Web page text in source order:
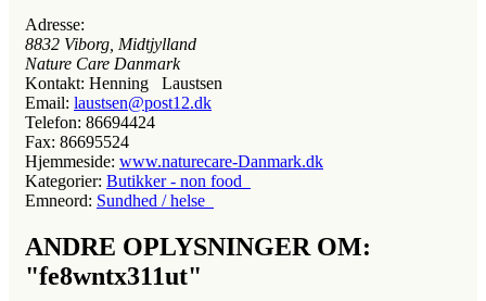
Adresse:
8832 Viborg, Midtjylland
Nature Care Danmark
Kontakt: Henning Laustsen
Email: laustsen@post12.dk
Telefon: 86694424
Fax: 86695524
Hjemmeside: www.naturecare-Danmark.dk
Kategorier: Butikker - non food
Emneord: Sundhed / helse
ANDRE OPLYSNINGER OM:
"fe8wntx311ut"